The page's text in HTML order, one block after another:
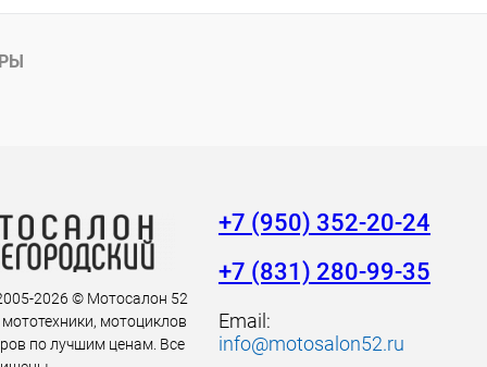
2026 © Мотосалон 52
мотоциклов
по лучшим ценам. Все
+7 (950) 352-20-24
+7 (831) 280-99-35
Email:
info@motosalon52.ru